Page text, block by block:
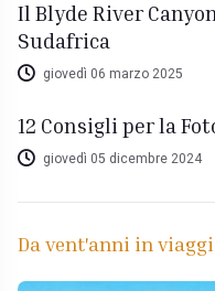
Il Blyde River
Sudafrica
giovedì 06 marzo 2025
12 Consigli per la
giovedì 05 dicembre 2024
Da vent'anni in